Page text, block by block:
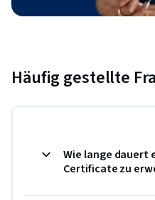
Häufig gestellte
Wie lange dauert
Certificate zu